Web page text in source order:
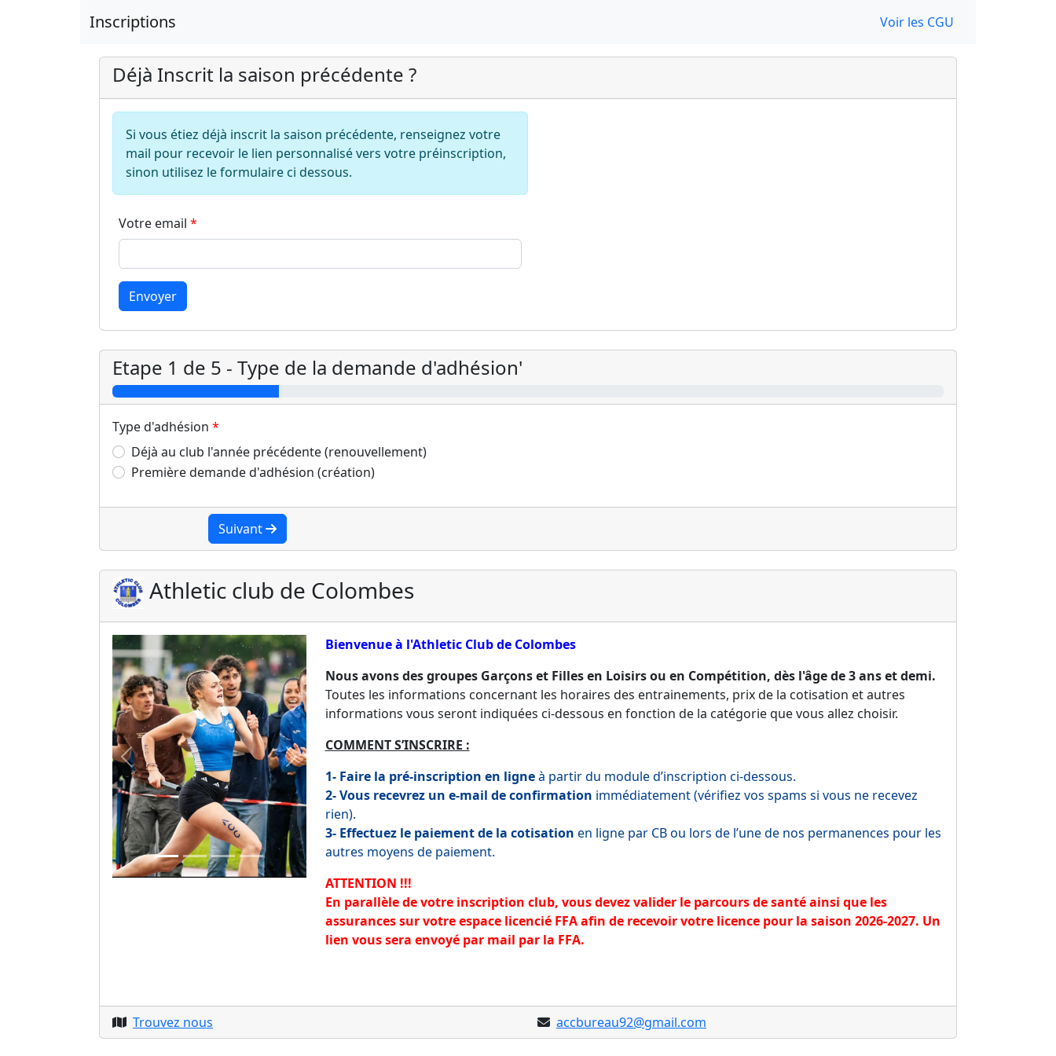
Inscriptions Voir les CGU
Déjà Inscrit la saison précédente ?
Si vous étiez déjà inscrit la saison précédente, renseignez votre
mail pour recevoir le lien personnalisé vers votre préinscription,
sinon utilisez le formulaire ci dessous.
Votre email
Envoyer
Etape 1 de 5 - Type de la demande d'adhésion'
Type d'adhésion
Déjà au club l'année précédente (renouvellement)
Première demande d'adhésion (création)
Suivant
Athletic club de Colombes
Previous Next
Bienvenue à l'Athletic Club de Colombes
Nous avons des groupes Garçons et Filles en Loisirs ou en Compétition, dès l'âge de 3 ans et demi.
Toutes les informations concernant les horaires des entrainements, prix de la cotisation et autres
informations vous seront indiquées ci-dessous en fonction de la catégorie que vous allez choisir.
COMMENT S’INSCRIRE :
1- Faire la pré-inscription en ligneà partir du module d’inscription ci-dessous.
2- Vous recevrez un e-mail de confirmation immédiatement (vérifiez vos spams si vous ne recevez
rien).
3- Effectuez le paiement de la cotisation en ligne par CB ou lors de l’une de nos permanences pour les
autres moyens de paiement.
ATTENTION !!!
En parallèle de votre inscription club, vous devez valider le parcours de santé ainsi que les
assurances sur votre espace licencié FFA afin de recevoir votre licence pour la saison 2026-2027. Un
lien vous sera envoyé par mail par la FFA.
Trouvez nous accbureau92@gmail.com